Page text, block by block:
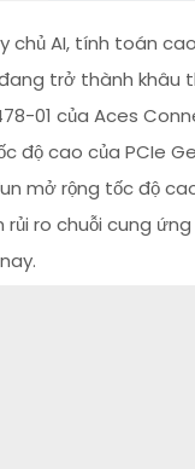
chủ AI, tính toán
trở thành
01 của Aces
độ cao của PCIe
mở rộng tốc độ
ro chuỗi cung